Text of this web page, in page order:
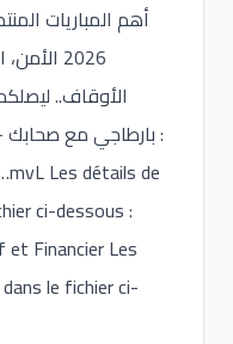
2026
الأوقاف..
الوظيفة العمومية (59 New) – بارطاجي مع صحابك :
Les détails de
ci-dessous :
Financier Les
le fichier ci-